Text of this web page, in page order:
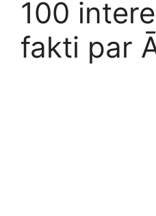
100
fakti par